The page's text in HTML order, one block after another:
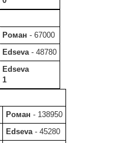
Роман - 67000
Edseva - 48780
Edseva
1
Роман - 138950
Edseva - 45280